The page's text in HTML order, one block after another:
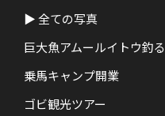
▶ 全ての写真
巨大魚アムールイトウ釣る
乗馬キャンプ開業
ゴビ観光ツアー